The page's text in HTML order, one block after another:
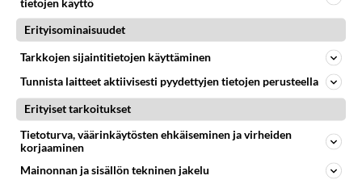
Siellä alettiin kumoamaan ilmastouhkia. Tottakait
ne tutkivat ne asiat itse. Minä toimin vaan
aloitteentekijänä, niin kuin olen toiminut monissa
muissakin tärkeissä asioissa. Olen ollut
yhteiskunnallinen vaikuttaja jo kauan.
Minut on kolme kertaa testattu, että mihin minä
pystyn. Ensimmäinen testi oli silloin, kun pyrin
tietojen käyttö
Erityisominaisuudet
Tarkkojen sijaintitietojen käyttäminen
Tunnista laitteet aktiivisesti pyydettyjen tietojen perusteella
Erityiset tarkoitukset
Tietoturva, väärinkäytösten ehkäiseminen ja virheiden
korjaaminen
Mainonnan ja sisällön tekninen jakelu